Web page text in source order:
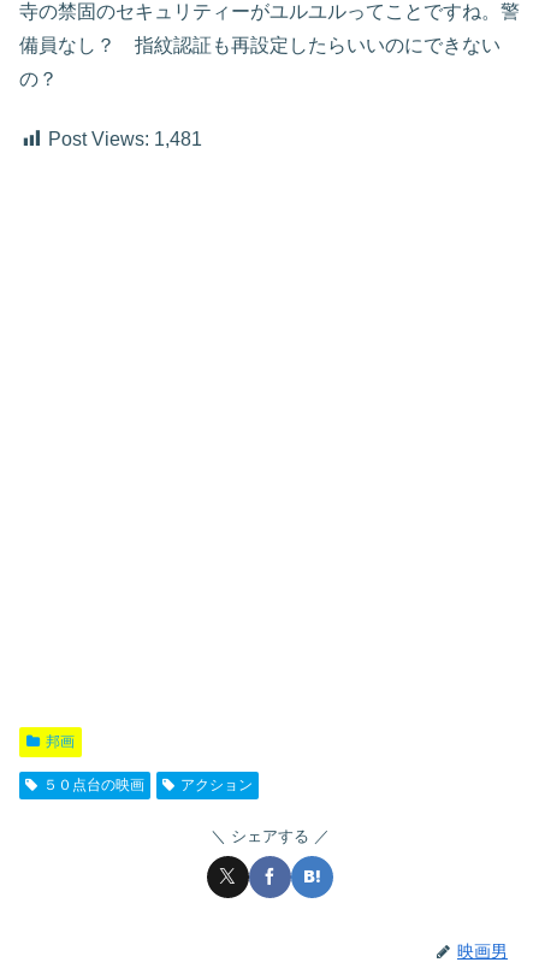
寺の禁固のセキュリティーがユルユルってことですね。警
備員なし？ 指紋認証も再設定したらいいのにできない
の？
Post Views: 1,481
邦画
５０点台の映画 アクション
シェアする
映画男